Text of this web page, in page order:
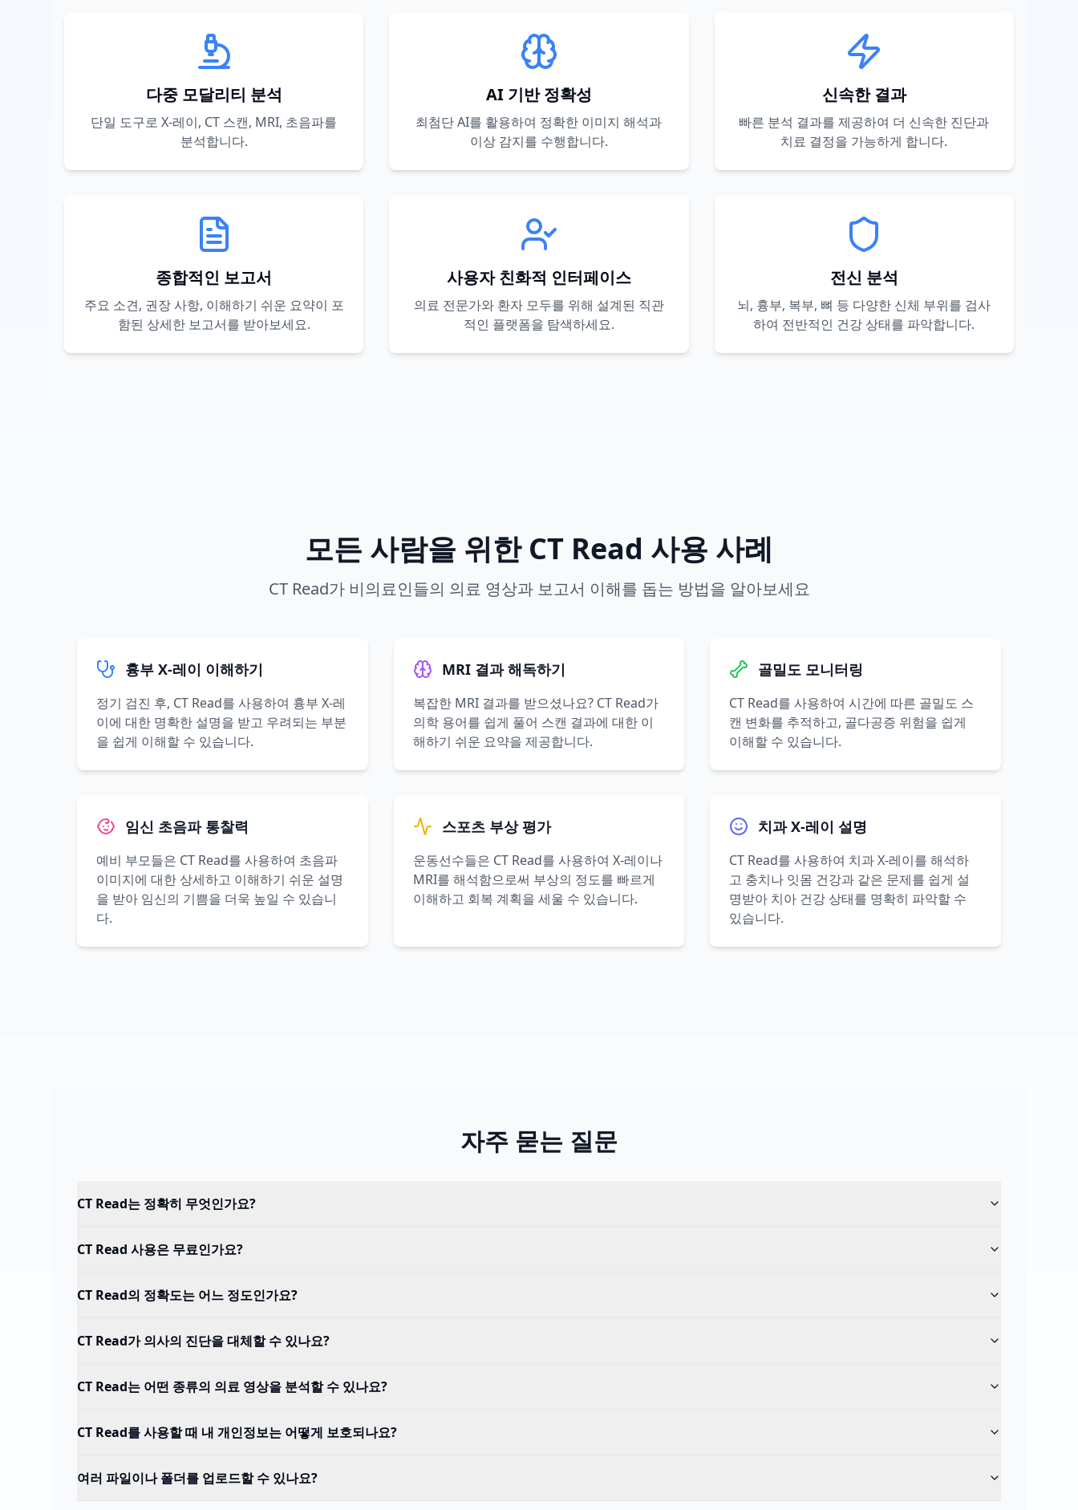
다중 모달리티 분석
단일 도구로 X-레이, CT 스캔, MRI, 초음파를
분석합니다.
AI 기반 정확성
최첨단 AI를 활용하여 정확한 이미지 해석과
이상 감지를 수행합니다.
신속한 결과
빠른 분석 결과를 제공하여 더 신속한 진단과
치료 결정을 가능하게 합니다.
종합적인 보고서
주요 소견, 권장 사항, 이해하기 쉬운 요약이 포
함된 상세한 보고서를 받아보세요.
사용자 친화적 인터페이스
의료 전문가와 환자 모두를 위해 설계된 직관
적인 플랫폼을 탐색하세요.
전신 분석
뇌, 흉부, 복부, 뼈 등 다양한 신체 부위를 검사
하여 전반적인 건강 상태를 파악합니다.
모든 사람을 위한 CT Read 사용 사례
CT Read가 비의료인들의 의료 영상과 보고서 이해를 돕는 방법을 알아보세요
흉부 X-레이 이해하기
정기 검진 후, CT Read를 사용하여 흉부 X-레
이에 대한 명확한 설명을 받고 우려되는 부분
을 쉽게 이해할 수 있습니다.
MRI 결과 해독하기
복잡한 MRI 결과를 받으셨나요? CT Read가
의학 용어를 쉽게 풀어 스캔 결과에 대한 이
해하기 쉬운 요약을 제공합니다.
골밀도 모니터링
CT Read를 사용하여 시간에 따른 골밀도 스
캔 변화를 추적하고, 골다공증 위험을 쉽게
이해할 수 있습니다.
임신 초음파 통찰력
예비 부모들은 CT Read를 사용하여 초음파
이미지에 대한 상세하고 이해하기 쉬운 설명
을 받아 임신의 기쁨을 더욱 높일 수 있습니
다.
스포츠 부상 평가
운동선수들은 CT Read를 사용하여 X-레이나
MRI를 해석함으로써 부상의 정도를 빠르게
이해하고 회복 계획을 세울 수 있습니다.
치과 X-레이 설명
CT Read를 사용하여 치과 X-레이를 해석하
고 충치나 잇몸 건강과 같은 문제를 쉽게 설
명받아 치아 건강 상태를 명확히 파악할 수
있습니다.
자주 묻는 질문
CT Read는 정확히 무엇인가요?
CT Read 사용은 무료인가요?
CT Read의 정확도는 어느 정도인가요?
CT Read가 의사의 진단을 대체할 수 있나요?
CT Read는 어떤 종류의 의료 영상을 분석할 수 있나요?
CT Read를 사용할 때 내 개인정보는 어떻게 보호되나요?
여러 파일이나 폴더를 업로드할 수 있나요?